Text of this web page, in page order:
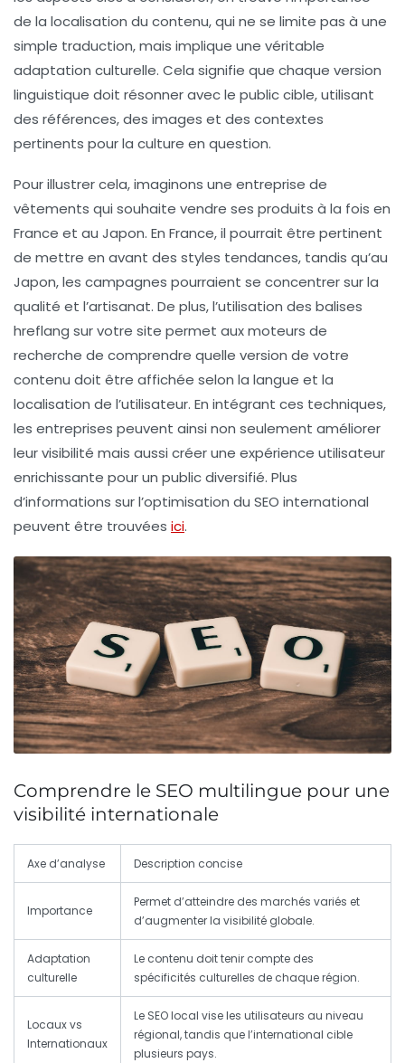
de la localisation du contenu, qui ne se limite pas à une
simple traduction, mais implique une véritable
adaptation culturelle. Cela signifie que chaque version
linguistique doit résonner avec le public cible, utilisant
des références, des images et des contextes
pertinents pour la culture en question.
Pour illustrer cela, imaginons une entreprise de
vêtements qui souhaite vendre ses produits à la fois en
France et au Japon. En France, il pourrait être pertinent
de mettre en avant des styles tendances, tandis qu’au
Japon, les campagnes pourraient se concentrer sur la
qualité et l’artisanat. De plus, l’utilisation des balises
hreflang sur votre site permet aux moteurs de
recherche de comprendre quelle version de votre
contenu doit être affichée selon la langue et la
localisation de l’utilisateur. En intégrant ces techniques,
les entreprises peuvent ainsi non seulement améliorer
leur visibilité mais aussi créer une expérience utilisateur
enrichissante pour un public diversifié. Plus
d’informations sur l’optimisation du SEO international
peuvent être trouvées ici.
Comprendre le SEO multilingue pour une
visibilité internationale
Axe d’analyse Description concise
Importance
Permet d’atteindre des marchés variés et
d’augmenter la visibilité globale.
Adaptation
culturelle
Le contenu doit tenir compte des
spécificités culturelles de chaque région.
Locaux vs
Internationaux
Le SEOlocal vise les utilisateurs au niveau
régional, tandis que l’international cible
plusieurs pays.